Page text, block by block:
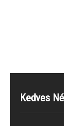
Kedves